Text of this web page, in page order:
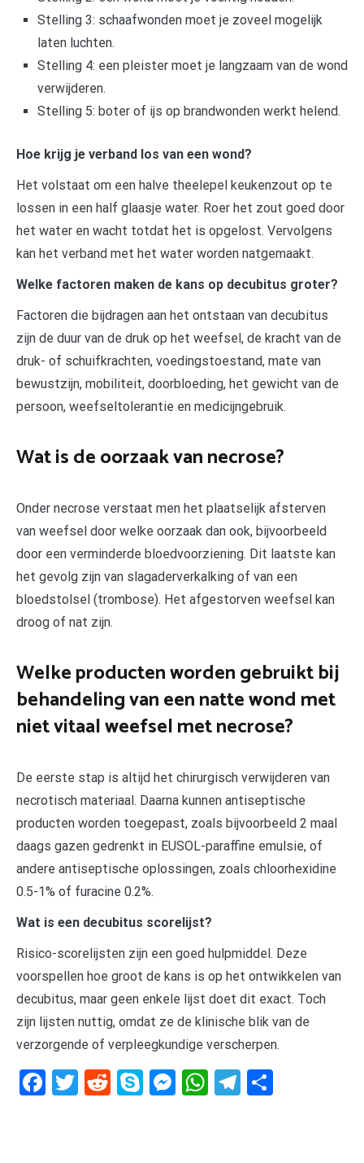
Stelling 3: schaafwonden moet je zoveel mogelijk
laten luchten.
Stelling 4: een pleister moet je langzaam van de wond
verwijderen.
Stelling 5: boter of ijs op brandwonden werkt helend.
Hoe krijg je verband los van een wond?
Het volstaat om een halve theelepel keukenzout op te
lossen in een half glaasje water. Roer het zout goed door
het water en wacht totdat het is opgelost. Vervolgens
kan het verband met het water worden natgemaakt.
Welke factoren maken de kans op decubitus groter?
Factoren die bijdragen aan het ontstaan van decubitus
zijn de duur van de druk op het weefsel, de kracht van de
druk- of schuifkrachten, voedingstoestand, mate van
bewustzijn, mobiliteit, doorbloeding, het gewicht van de
persoon, weefseltolerantie en medicijngebruik.
Wat is de oorzaak van necrose?
Onder necrose verstaat men het plaatselijk afsterven
van weefsel door welke oorzaak dan ook, bijvoorbeeld
door een verminderde bloedvoorziening. Dit laatste kan
het gevolg zijn van slagaderverkalking of van een
bloedstolsel (trombose). Het afgestorven weefsel kan
droog of nat zijn.
Welke producten worden gebruikt bij
behandeling van een natte wond met
niet vitaal weefsel met necrose?
De eerste stap is altijd het chirurgisch verwijderen van
necrotisch materiaal. Daarna kunnen antiseptische
producten worden toegepast, zoals bijvoorbeeld 2 maal
daags gazen gedrenkt in EUSOL-paraffine emulsie, of
andere antiseptische oplossingen, zoals chloorhexidine
0.5-1% of furacine 0.2%.
Wat is een decubitus scorelijst?
Risico-scorelijsten zijn een goed hulpmiddel. Deze
voorspellen hoe groot de kans is op het ontwikkelen van
decubitus, maar geen enkele lijst doet dit exact. Toch
zijn lijsten nuttig, omdat ze de klinische blik van de
verzorgende of verpleegkundige verscherpen.
Facebook
Twitter
RedditSkypeMessenger
WhatsApp
Telegram